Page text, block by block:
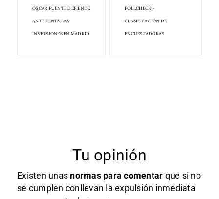
ÓSCAR PUENTE DEFIENDE
ANTE JUNTS LAS
INVERSIONES EN MADRID
POLLCHECK -
CLASIFICACIÓN DE
ENCUESTADORAS
Tu opinión
Existen unas normas para comentar que si no
se cumplen conllevan la expulsión inmediata